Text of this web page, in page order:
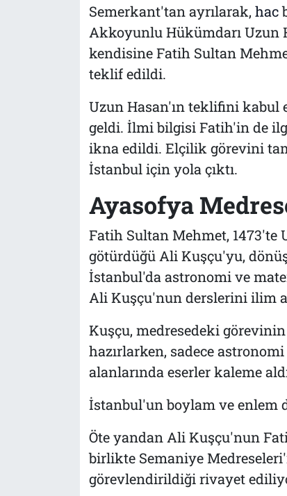
Semerkant'tan ayrılarak, hac
Akkoyunlu Hükümdarı Uzun
kendisine Fatih Sultan
teklif edildi.
Uzun Hasan'ın teklifini kabul
geldi. İlmi bilgisi Fatih'in de
ikna edildi. Elçilik görevini
İstanbul için yola çıktı.
Ayasofya
Fatih Sultan Mehmet, 1473'te
götürdüğü Ali Kuşçu'yu,
İstanbul'da astronomi ve
Ali Kuşçu'nun derslerini ilim
Kuşçu, medresedeki
hazırlarken, sadece
alanlarında eserler kaleme
İstanbul'un boylam ve enlem
Öte yandan Ali Kuşçu'nun
birlikte Semaniye
görevlendirildiği rivayet